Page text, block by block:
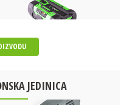
JEDINICA